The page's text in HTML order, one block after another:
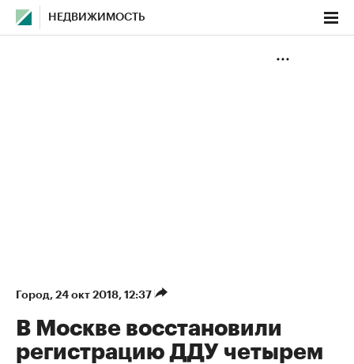
НЕДВИЖИМОСТЬ
Город⁠, 24 окт 2018, 12:37
В Москве восстановили
регистрацию ДДУ четырем